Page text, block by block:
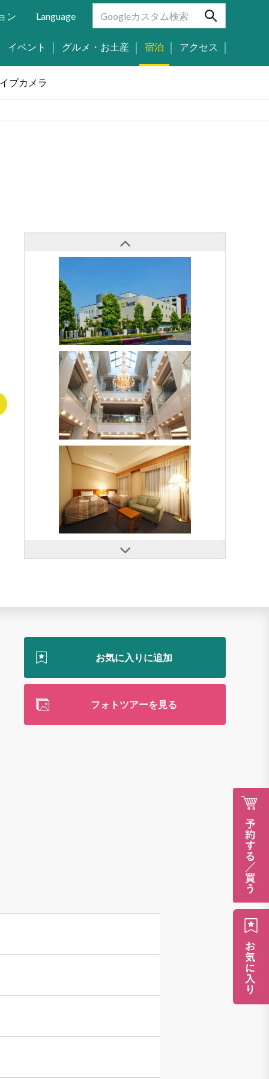
ン Language
イベント グルメ・お土産 宿泊 アクセス
ブカメラ
フォトツアーを見る